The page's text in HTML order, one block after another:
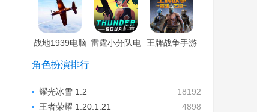
器」
器」
拟器」
战地1939电脑
版「含模拟
器」
雷霆小分队电
王牌战争手游
角色扮演排行
18192
耀光冰雪 1.2
4898
王者荣耀 1.20.1.21